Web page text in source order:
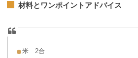
材料とワンポイントアドバイス
米 2合